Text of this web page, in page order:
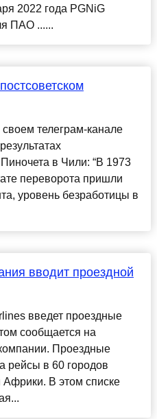
2022 года PGNiG
ПАО ......
телеграм-канале
в Чили: “В 1973
переворота пришли
уровень безработицы в
вводит проездной
введет проездные
сообщается на
Проездные
рейсы в 60 городов
В этом списке